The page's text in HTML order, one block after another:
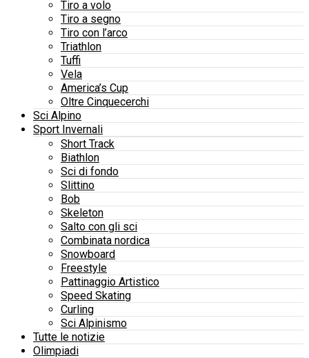
Tiro a volo
Tiro a segno
Tiro con l’arco
Triathlon
Tuffi
Vela
America’s Cup
Oltre Cinquecerchi
Sci Alpino
Sport Invernali
Short Track
Biathlon
Sci di fondo
Slittino
Bob
Skeleton
Salto con gli sci
Combinata nordica
Snowboard
Freestyle
Pattinaggio Artistico
Speed Skating
Curling
Sci Alpinismo
Tutte le notizie
Olimpiadi